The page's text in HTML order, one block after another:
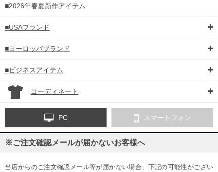
■2026年春夏新作アイテム
■USAブランド
■ヨーロッパブランド
■ビジネスアイテム
コーディネート
PC スマートフォン
※ご注文確認メールが届かないお客様へ
当店からのご注文確認メール等が届かない場合、下記の可能性がござい